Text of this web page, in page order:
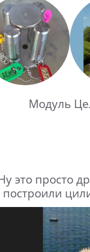
Модуль
это просто
построили